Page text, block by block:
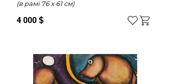
(в рамі 76 x 61 см)
4 000 $